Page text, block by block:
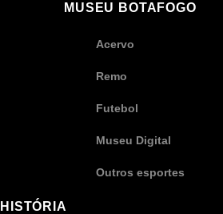
MUSEU BOTAFOGO
Acervo
Remo
Futebol
Museu Digital
Outros esportes
HISTÓRIA